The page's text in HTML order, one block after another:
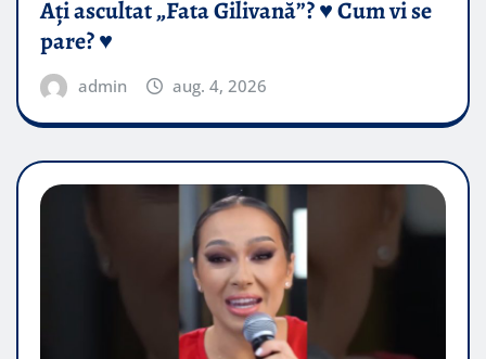
Ați ascultat „Fata Gilivană”? ♥️ Cum vi se
pare? ♥️
admin aug. 4, 2026